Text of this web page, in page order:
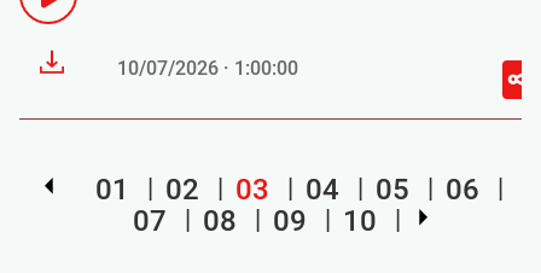
10/07/2026 · 1:00:00
01 02 03 04 05
06
07
08 09 10